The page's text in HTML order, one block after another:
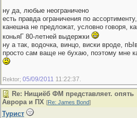
ну да, любые неограничено
есть правда ограничения по
канешна не предложат, условно говоря,
коньяГ 80-летней выдержки
ну а так, водочка, винцо, виски вроде,
просто сам ваще не бухаю, поэтому мне
Rektor; 05/09/2011 11:22:37
Re: Нищиёб ФМ представляет. опять
Аврора и ПХ [Re: James Bond]
Турист